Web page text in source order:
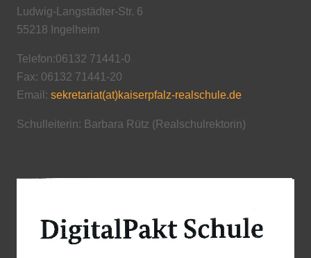
Ludwig-Langstädter-Str. 6
55218 Ingelheim
Telefon:06132 71441-0
Fax: 06132 71441-20
Email: sekretariat(at)kaiserpfalz-realschule.de
Schulleiterin: Barbara Rütz (Realschulrektorin)